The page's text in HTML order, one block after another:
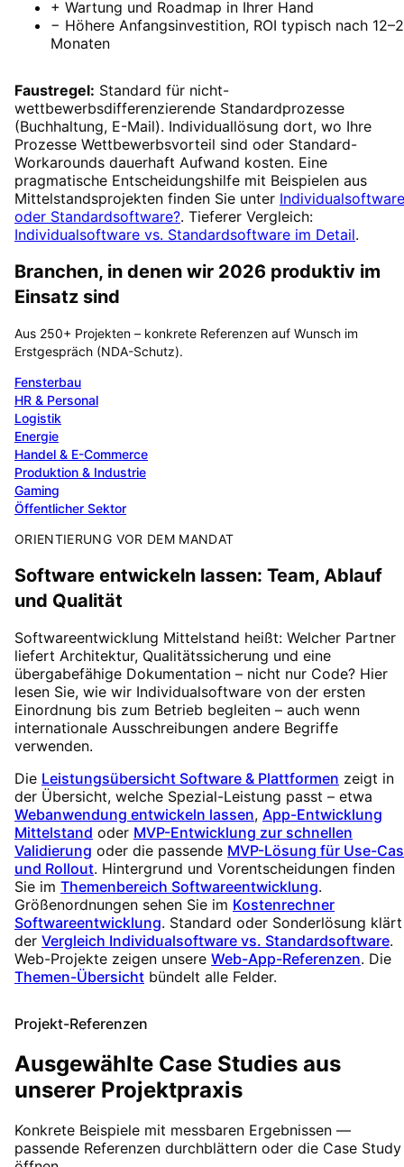
+ Wartung und Roadmap in Ihrer Hand
− Höhere Anfangsinvestition, ROI typisch nach
Monaten
Faustregel: Standard für nicht-
wettbewerbsdifferenzierende Standardprozesse
(Buchhaltung, E-Mail). Individuallösung dort, wo Ihre
Prozesse Wettbewerbsvorteil sind oder Standard-
Workarounds dauerhaft Aufwand kosten. Eine
pragmatische Entscheidungshilfe mit Beispielen aus
Mittelstandsprojekten finden Sie unter Individualsoftware
oder Standardsoftware?. Tieferer Vergleich:
Individualsoftware vs. Standardsoftware im Detail.
Branchen, in denen wir 2026 produktiv im
Einsatz sind
Aus 250+ Projekten – konkrete Referenzen auf Wunsch im
Erstgespräch (NDA-Schutz).
Fensterbau
HR & Personal
Logistik
Energie
Handel & E-Commerce
Produktion & Industrie
Gaming
Öffentlicher Sektor
ORIENTIERUNG VOR DEM MANDAT
Software entwickeln lassen: Team, Ablauf
und Qualität
Softwareentwicklung Mittelstand heißt: Welcher Partner
liefert Architektur, Qualitätssicherung und eine
übergabefähige Dokumentation – nicht nur Code? Hier
lesen Sie, wie wir Individualsoftware von der ersten
Einordnung bis zum Betrieb begleiten – auch wenn
internationale Ausschreibungen andere Begriffe
verwenden.
Die Leistungsübersicht Software & Plattformen zeigt in
der Übersicht, welche Spezial-Leistung passt – etwa
Webanwendung entwickeln lassen, App-Entwicklung
Mittelstand oder MVP-Entwicklung zur schnellen
Validierung oder die passende MVP-Lösung für Use-
und Rollout. Hintergrund und Vorentscheidungen finden
Sie im Themenbereich Softwareentwicklung.
Größenordnungen sehen Sie im Kostenrechner
Softwareentwicklung. Standard oder Sonderlösung klärt
der Vergleich Individualsoftware vs. Standardsoftware.
Web-Projekte zeigen unsere Web-App-Referenzen. Die
Themen-Übersicht bündelt alle Felder.
Projekt-Referenzen
Ausgewählte Case Studies aus
unserer Projektpraxis
Konkrete Beispiele mit messbaren Ergebnissen —
passende Referenzen durchblättern oder die Case Study